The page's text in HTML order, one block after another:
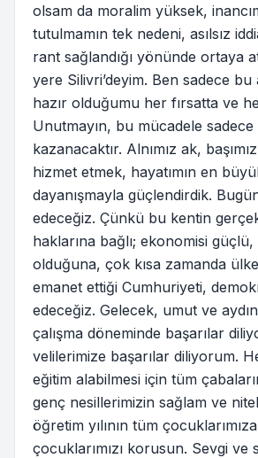
olsam da moralim yüksek,
tutulmamın tek nedeni, asılsız
rant sağlandığı yönünde ortaya
yere Silivri’deyim. Ben sadece bu
hazır olduğumu her fırsatta ve
Unutmayın, bu mücadele
kazanacaktır. Alnımız ak,
hizmet etmek, hayatımın en
dayanışmayla güçlendirdik.
edeceğiz. Çünkü bu kentin
haklarına bağlı; ekonomisi güçlü,
olduğuna, çok kısa zamanda
emanet ettiği Cumhuriyeti,
edeceğiz. Gelecek, umut ve
çalışma döneminde başarılar
velilerimize başarılar diliyorum.
eğitim alabilmesi için tüm
genç nesillerimizin sağlam ve
öğretim yılının tüm
çocuklarımızı korusun. Sevgi ve